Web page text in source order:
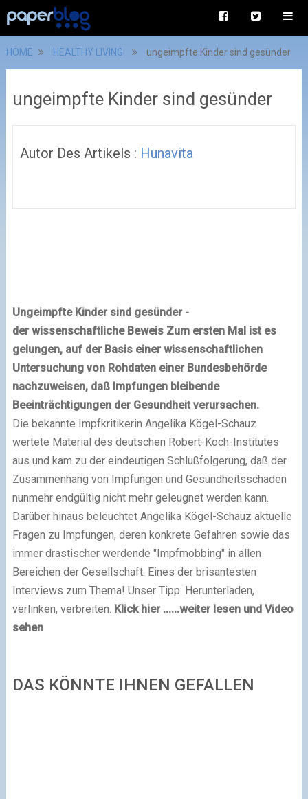
HOME HEALTHY LIVING ungeimpfte Kinder sind gesünder
ungeimpfte Kinder sind gesünder
Autor Des Artikels : Hunavita
Ungeimpfte Kinder sind gesünder -
der wissenschaftliche Beweis Zum ersten Mal ist es
gelungen, auf der Basis einer wissenschaftlichen
Untersuchung von Rohdaten einer Bundesbehörde
nachzuweisen, daß Impfungen bleibende
Beeinträchtigungen der Gesundheit verursachen.
Die bekannte Impfkritikerin Angelika Kögel-Schauz
wertete Material des deutschen Robert-Koch-Institutes
aus und kam zu der eindeutigen Schlußfolgerung, daß der
Zusammenhang von Impfungen und Gesundheitsschäden
nunmehr endgültig nicht mehr geleugnet werden kann.
Darüber hinaus beleuchtet Angelika Kögel-Schauz aktuelle
Fragen zu Impfungen, deren konkrete Gefahren sowie das
immer drastischer werdende "Impfmobbing" in allen
Bereichen der Gesellschaft. Eines der brisantesten
Interviews zum Thema! Unser Tipp: Herunterladen,
verlinken, verbreiten. Klick hier ......weiter lesen und Video
sehen
DAS KÖNNTE IHNEN GEFALLEN